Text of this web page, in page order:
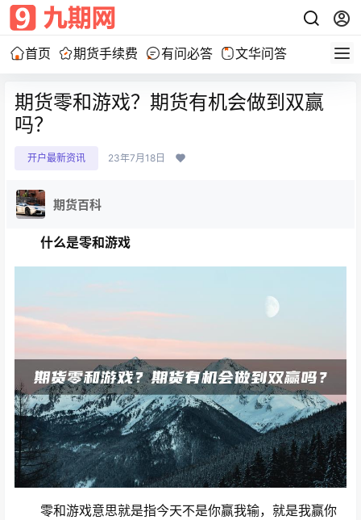
首页 期货手续费 有问必答 文华问答
期货零和游戏？期货有机会做到双赢
吗？
开户最新资讯 23年7月18日
期货百科
什么是零和游戏
零和游戏意思就是指今天不是你赢我输，就是我赢你